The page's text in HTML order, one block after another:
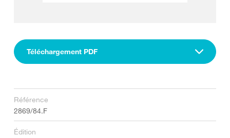
Téléchargement PDF
Référence
2869/84.F
Édition